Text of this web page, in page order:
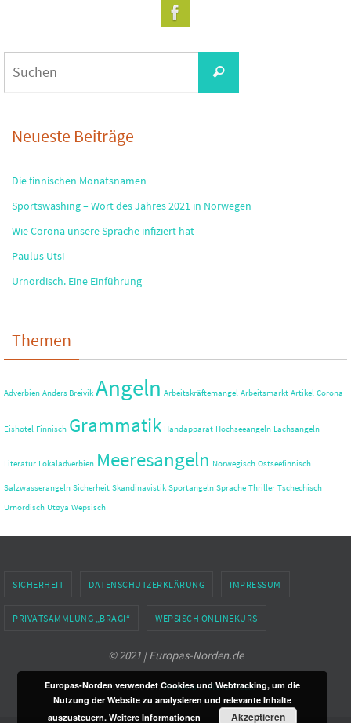
Suchen
Neueste Beiträge
Die finnischen Monatsnamen
Sportswashing – Wort des Jahres 2021 in Norwegen
Wie Corona unsere Sprache infiziert hat
Paulus Utsi
Urnordisch. Eine Einführung
Themen
Adverbien Anders Breivik Angeln Arbeitskräftemangel Arbeitsmarkt Artikel Corona
Eishotel Finnisch Grammatik Handapparat Hochseeangeln Lachsangeln
Literatur Lokaladverbien Meeresangeln Norwegisch Ostseefinnisch
Salzwasserangeln Sicherheit Skandinavistik Sportangeln Sprache Thriller Tschechisch
Urnordisch Utøya Wepsisch
SICHERHEIT DATENSCHUTZERKLÄRUNG IMPRESSUM
PRIVATSAMMLUNG „BRAGI“ WEPSISCH ONLINEKURS
© 2021 | Europas-Norden.de
Präsentiert vonNirvana&WordPress.
Europas-Norden verwendet Cookies und Webtracking, um die
Nutzung der Website zu analysieren und relevante Inhalte
auszusteuern.Weitere Informationen Akzeptieren